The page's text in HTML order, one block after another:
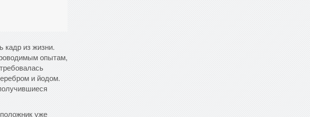
кадр из жизни.
опытам,
и йодом.
уже